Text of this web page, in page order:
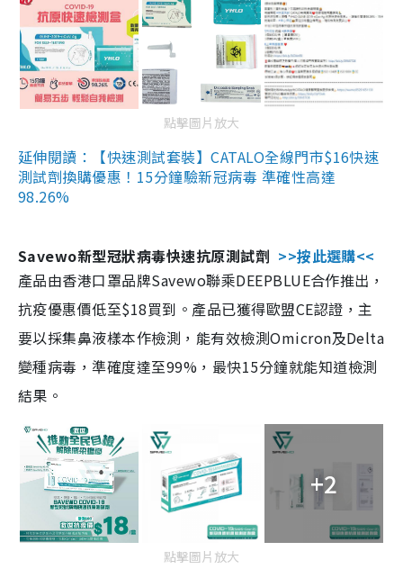
點擊圖片放大
延伸閱讀：【快速測試套裝】CATALO全線門市$16快速
測試劑換購優惠！15分鐘驗新冠病毒 準確性高達
98.26%
Savewo新型冠狀病毒快速抗原測試劑 >>按此選購<<
產品由香港口罩品牌Savewo聯乘DEEPBLUE合作推出，
抗疫優惠價低至$18買到。產品已獲得歐盟CE認證，主
要以採集鼻液樣本作檢測，能有效檢測Omicron及Delta
變種病毒，準確度達至99%，最快15分鐘就能知道檢測
結果。
+2
點擊圖片放大